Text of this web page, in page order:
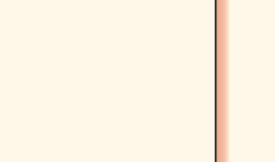
Обра­тим внима­ние ещё на одну